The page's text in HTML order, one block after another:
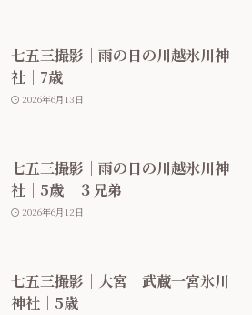
七五三撮影｜雨の日の川越氷川神
社｜7歳
2026年6月13日
七五三撮影｜雨の日の川越氷川神
社｜5歳 ３兄弟
2026年6月12日
七五三撮影｜大宮 武蔵一宮氷川
神社｜5歳